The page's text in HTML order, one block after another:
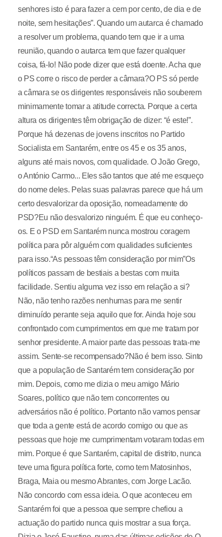
senhores isto é para fazer a cem por cento, de dia e de
noite, sem hesitações”. Quando um autarca é chamado
a resolver um problema, quando tem que ir a uma
reunião, quando o autarca tem que fazer qualquer
coisa, fá-lo! Não pode dizer que está doente. Acha que
o PS corre o risco de perder a câmara?O PS só perde
a câmara se os dirigentes responsáveis não souberem
minimamente tomar a atitude correcta. Porque a certa
altura os dirigentes têm obrigação de dizer: “é este!”.
Porque há dezenas de jovens inscritos no Partido
Socialista em Santarém, entre os 45 e os 35 anos,
alguns até mais novos, com qualidade. O João Grego,
o António Carmo... Eles são tantos que até me esqueço
do nome deles. Pelas suas palavras parece que há um
certo desvalorizar da oposição, nomeadamente do
PSD?Eu não desvalorizo ninguém. É que eu conheço-
os. E o PSD em Santarém nunca mostrou coragem
política para pôr alguém com qualidades suficientes
para isso.“As pessoas têm consideração por mim”Os
políticos passam de bestiais a bestas com muita
facilidade. Sentiu alguma vez isso em relação a si?
Não, não tenho razões nenhumas para me sentir
diminuído perante seja aquilo que for. Ainda hoje sou
confrontado com cumprimentos em que me tratam por
senhor presidente. A maior parte das pessoas trata-me
assim. Sente-se recompensado?Não é bem isso. Sinto
que a população de Santarém tem consideração por
mim. Depois, como me dizia o meu amigo Mário
Soares, político que não tem concorrentes ou
adversários não é político. Portanto não vamos pensar
que toda a gente está de acordo comigo ou que as
pessoas que hoje me cumprimentam votaram todas em
mim. Porque é que Santarém, capital de distrito, nunca
teve uma figura política forte, como tem Matosinhos,
Braga, Maia ou mesmo Abrantes, com Jorge Lacão.
Não concordo com essa ideia. O que aconteceu em
Santarém foi que a pessoa que sempre chefiou a
actuação do partido nunca quis mostrar a sua força.